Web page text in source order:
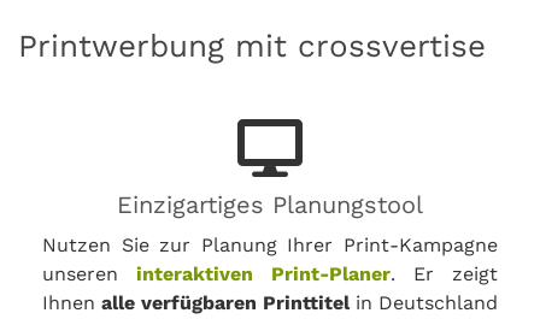
Printwerbung mit crossvertise
Einzigartiges Planungstool
Nutzen Sie zur Planung Ihrer Print-Kampagne
unseren interaktiven Print-Planer. Er zeigt
Ihnen alle verfügbaren Printtitelin Deutschland